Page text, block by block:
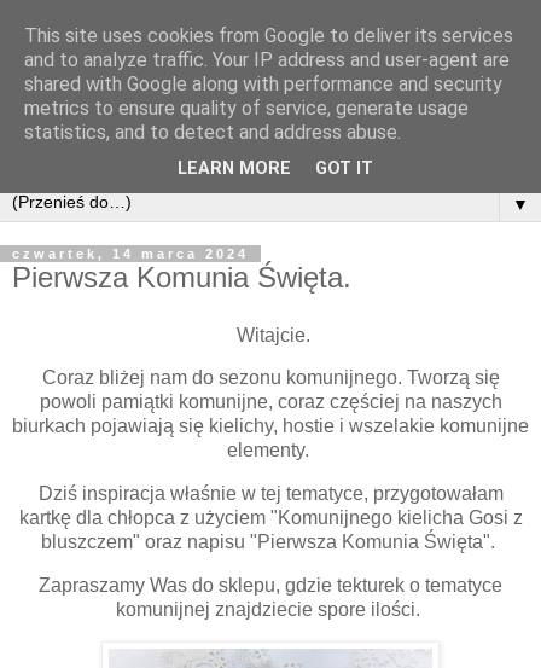
▼
czwartek, 14 marca 2024
Pierwsza Komunia Święta.
Witajcie.
Coraz bliżej nam do sezonu komunijnego. Tworzą się
powoli pamiątki komunijne, coraz częściej na naszych
biurkach pojawiają się kielichy, hostie i wszelakie komunijne
elementy.
Dziś inspiracja właśnie w tej tematyce, przygotowałam
kartkę dla chłopca z użyciem "Komunijnego kielicha Gosi z
bluszczem" oraz napisu "Pierwsza Komunia Święta".
Zapraszamy Was do sklepu, gdzie tekturek o tematyce
komunijnej znajdziecie spore ilości.
This site uses cookies from Google to deliver its services
and to analyze traffic. Your IP address and user-agent are
shared with Google along with performance and security
metrics to ensure quality of service, generate usage
statistics, and to detect and address abuse.
LEARN MORE GOT IT